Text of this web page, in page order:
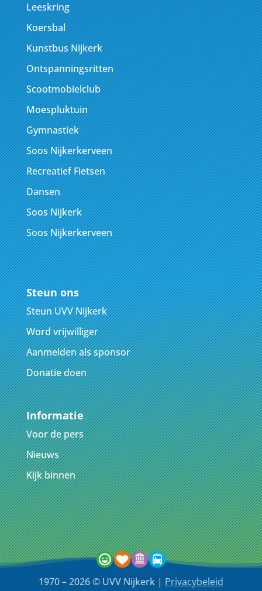
Leeskring
Koersbal
Kunstbus Nijkerk
Ontspanningsritten
Scootmobielclub
Moespluktuin
Gymnastiek
Soos Nijkerkerveen
Recreatief Fietsen
Dansen
Soos Nijkerk
Soos Nijkerkerveen
Steun ons
Steun UVV Nijkerk
Word vrijwilliger
Aanmelden als sponsor
Donatie doen
Informatie
Voor de pers
Nieuws
Kijk binnen
1970 – 2026 © UVV Nijkerk | Privacybeleid